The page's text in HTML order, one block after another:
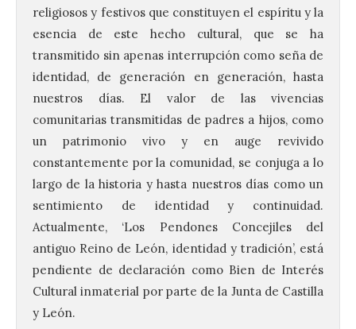
religiosos y festivos que constituyen el espíritu y la
esencia de este hecho cultural, que se ha
transmitido sin apenas interrupción como seña de
identidad, de generación en generación, hasta
nuestros días. El valor de las vivencias
comunitarias transmitidas de padres a hijos, como
un patrimonio vivo y en auge revivido
constantemente por la comunidad, se conjuga a lo
largo de la historia y hasta nuestros días como un
sentimiento de identidad y continuidad.
Actualmente, ‘Los Pendones Concejiles del
antiguo Reino de León, identidad y tradición’, está
pendiente de declaración como Bien de Interés
Cultural inmaterial por parte de la Junta de Castilla
y León.
Santander aconseja acudir